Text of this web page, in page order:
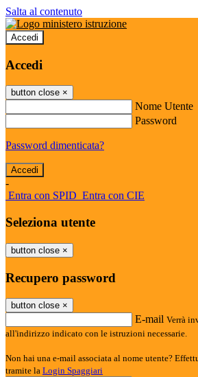
Salta al contenuto
Accedi
Accedi
button close ×
Nome Utente
Password
Password dimenticata?
-
Entra con SPID Entra con CIE
Seleziona utente
button close ×
Recupero password
button close ×
E-mail Verrà
all'indirizzo indicato con le istruzioni necessarie.
Non hai una e-mail associata al nome utente?
tramite la Login Spaggiari